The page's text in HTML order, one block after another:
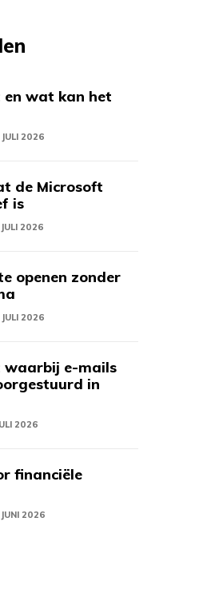
en wat kan het
2026
de Microsoft
is
2026
openen zonder
2026
waarbij e-mails
in
2026
financiële
2026